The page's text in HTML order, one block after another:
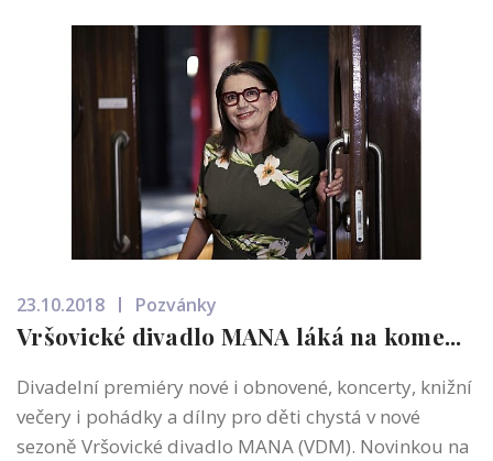
23.10.2018 Pozvánky
Vršovické divadlo MANA láká na kome...
Divadelní premiéry nové i obnovené, koncerty, knižní
večery i pohádky a dílny pro děti chystá v nové
sezoně Vršovické divadlo MANA (VDM). Novinkou na